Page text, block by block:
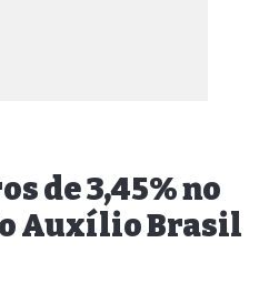
de 3,45% no
Auxílio Brasil